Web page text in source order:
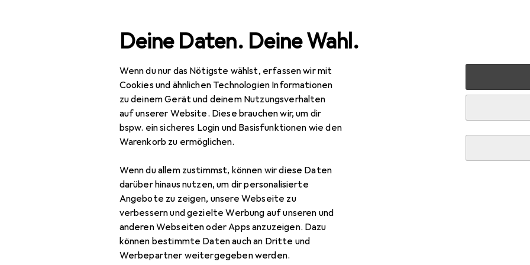
Deine Daten. Deine Wahl.
Wenn du nur das Nötigste wählst, erfassen wir mit
Cookies und ähnlichen Technologien Informationen
zu deinem Gerät und deinem Nutzungsverhalten
auf unserer Website. Diese brauchen wir, um dir
bspw. ein sicheres Login und Basisfunktionen wie den
Warenkorb zu ermöglichen.
Wenn du allem zustimmst, können wir diese Daten
darüber hinaus nutzen, um dir personalisierte
Angebote zu zeigen, unsere Webseite zu
verbessern und gezielte Werbung auf unseren und
anderen Webseiten oder Apps anzuzeigen. Dazu
können bestimmte Daten auch an Dritte und
Werbepartner weitergegeben werden.
Navigation nach Kategorien Gesamtsortiment Büro + Schreibwaren
EUR
24,90
Zubehör für Goldbuch Summertime
Hier findest du passendes Zubehör zum Produkt Goldbuch Summertime aus den